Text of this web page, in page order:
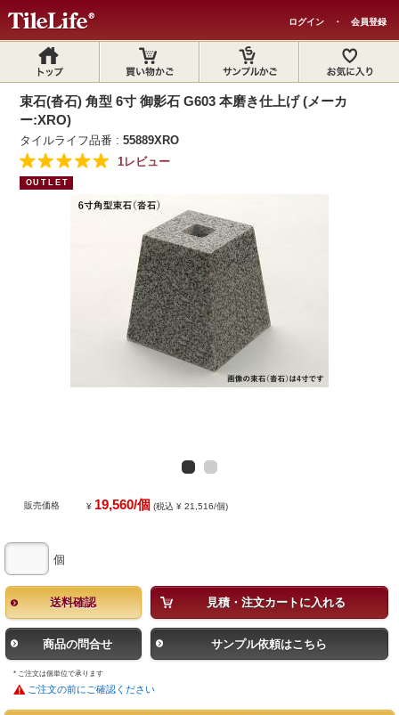
ログイン ・ 会員登録
束石(沓石) 角型 6寸 御影石 G603 本磨き仕上げ (メーカ
ー:XRO)
タイルライフ品番 :55889XRO
1レビュー
OUTLET
販売価格 ¥ 19,560/個 (税込 ¥ 21,516/個)
個
送料確認 見積・注文カートに入れる
商品の問合せ サンプル依頼はこちら
* ご注文は個単位で承ります
ご注文の前にご確認ください